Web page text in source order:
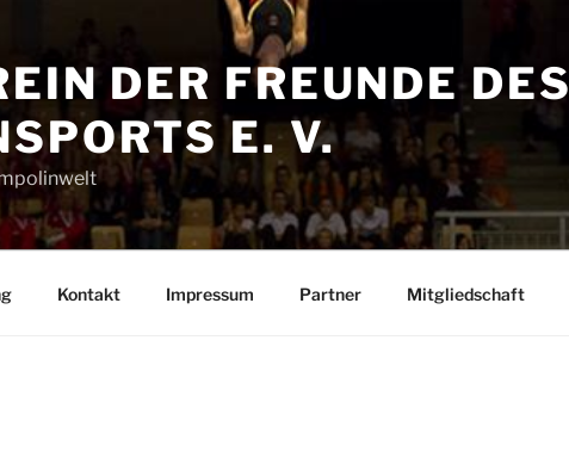
DER FREUNDE DES
E. V.
Kontakt Impressum Partner Mitgliedschaft